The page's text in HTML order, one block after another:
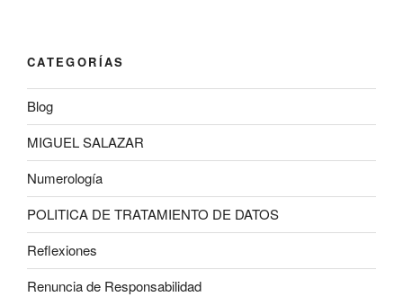
CATEGORÍAS
Blog
MIGUEL SALAZAR
Numerología
POLITICA DE TRATAMIENTO DE DATOS
Reflexiones
Renuncia de Responsabilidad